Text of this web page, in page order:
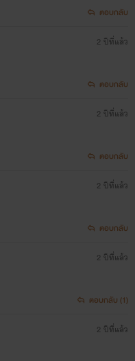
ตอบกลับ
2 ปีที่แล้ว
ตอบกลับ
2 ปีที่แล้ว
ตอบกลับ
2 ปีที่แล้ว
ตอบกลับ
2 ปีที่แล้ว
ตอบกลับ (1)
2 ปีที่แล้ว